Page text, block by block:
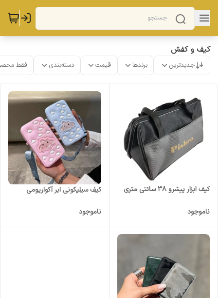
کیف و کفش
جدیدترین برندها قیمت دسته‌بندی فقط
کیف ابزار پیشرو 38 سانتی متری
ناموجود
کیف سیلیکونی ابر آکواریومی
ناموجود